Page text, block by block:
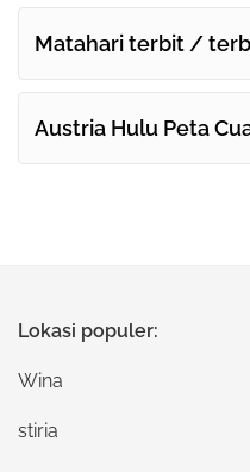
Matahari terbit /
Austria Hulu Peta
Lokasi populer:
Wina
stiria